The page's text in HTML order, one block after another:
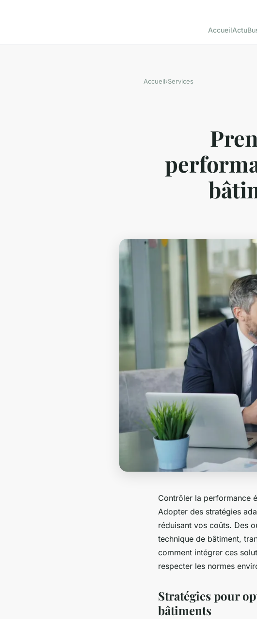
AccueilActu
Accueil›Services
Contrôler la performance
Adopter des stratégies
réduisant vos coûts. Des
technique de bâtiment,
comment intégrer ces
respecter les normes
Stratégies pour
bâtiments